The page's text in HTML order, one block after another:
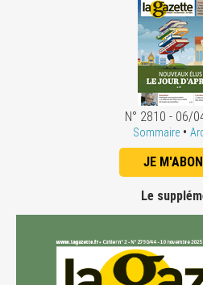
N° 2810 - 06/
Sommaire •
JE
Le